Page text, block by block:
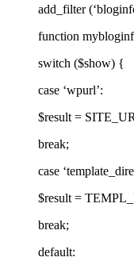
add_filter
function
switch ($show) {
case ‘wpurl’:
$result =
break;
case
$result =
break;
default: